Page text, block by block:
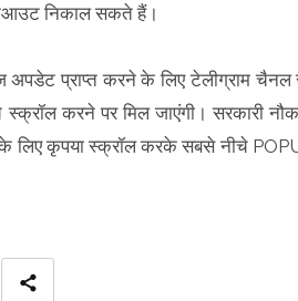
निकाल सकते हैं।
प्राप्त करने के लिए टेलीग्राम चैनल
करने पर मिल जाएंगी। सरकारी नौकरी,
के लिए कृपया स्क्रॉल करके सबसे नीचे